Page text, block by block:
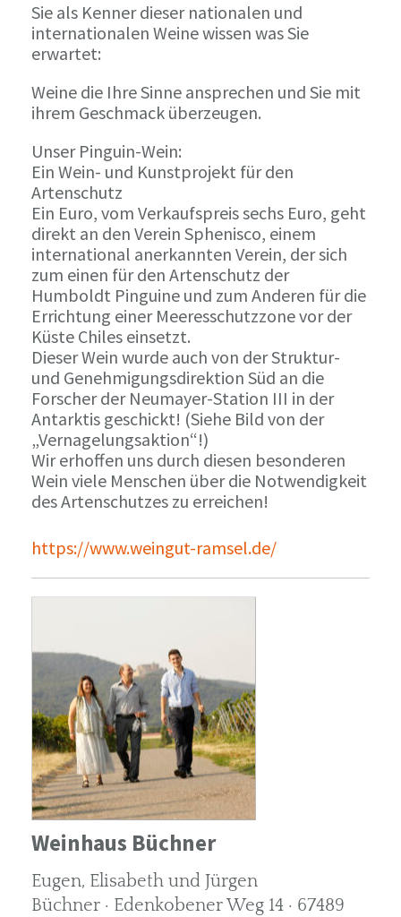
Sie als Kenner dieser nationalen und
internationalen Weine wissen was Sie
erwartet:
Weine die Ihre Sinne ansprechen und Sie mit
ihrem Geschmack überzeugen.
Unser Pinguin-Wein:
Ein Wein- und Kunstprojekt für den
Artenschutz
Ein Euro, vom Verkaufspreis sechs Euro, geht
direkt an den Verein Sphenisco, einem
international anerkannten Verein, der sich
zum einen für den Artenschutz der
Humboldt Pinguine und zum Anderen für die
Errichtung einer Meeresschutzzone vor der
Küste Chiles einsetzt.
Dieser Wein wurde auch von der Struktur-
und Genehmigungsdirektion Süd an die
Forscher der Neumayer-Station III in der
Antarktis geschickt! (Siehe Bild von der
„Vernagelungsaktion“!)
Wir erhoffen uns durch diesen besonderen
Wein viele Menschen über die Notwendigkeit
des Artenschutzes zu erreichen!
https://www.weingut-ramsel.de/
Weinhaus Büchner
Eugen, Elisabeth und Jürgen
Büchner · Edenkobener Weg 14 · 67489